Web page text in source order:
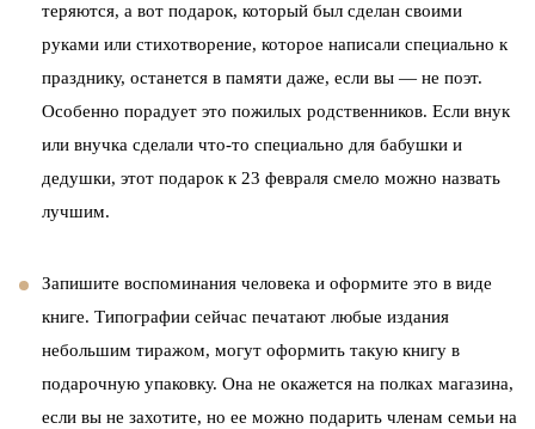
теряются, а вот подарок, который был сделан своими
руками или стихотворение, которое написали специально к
празднику, останется в памяти даже, если вы — не поэт.
Особенно порадует это пожилых родственников. Если внук
или внучка сделали что-то специально для бабушки и
дедушки, этот подарок к 23 февраля смело можно назвать
лучшим.
Запишите воспоминания человека и оформите это в виде
книге. Типографии сейчас печатают любые издания
небольшим тиражом, могут оформить такую книгу в
подарочную упаковку. Она не окажется на полках магазина,
если вы не захотите, но ее можно подарить членам семьи на